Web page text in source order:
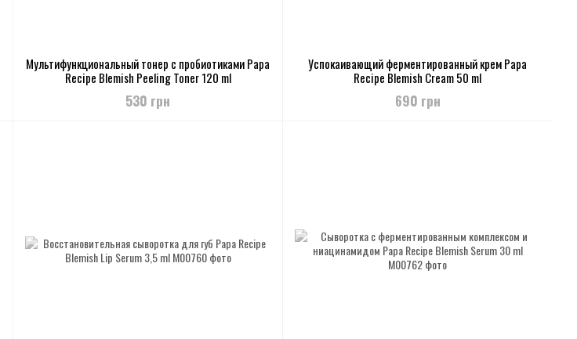
Мультифункциональный тонер с пробиотиками Papa
Recipe Blemish Peeling Toner 120 ml
530 грн
Успокаивающий ферментированный крем Papa
Recipe Blemish Cream 50 ml
690 грн